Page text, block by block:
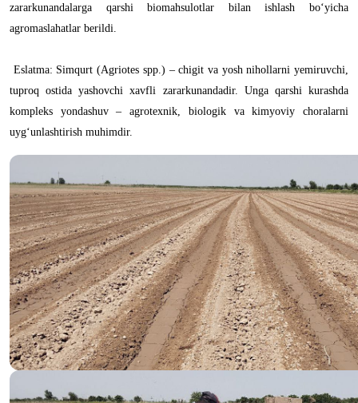
zararkunandalarga qarshi biomahsulotlar bilan ishlash bo‘yicha
agromaslahatlar berildi.
Eslatma: Simqurt (Agriotes spp.) – chigit va yosh nihollarni yemiruvchi,
tuproq ostida yashovchi xavfli zararkunandadir. Unga qarshi kurashda
kompleks yondashuv – agrotexnik, biologik va kimyoviy choralarni
uyg‘unlashtirish muhimdir.